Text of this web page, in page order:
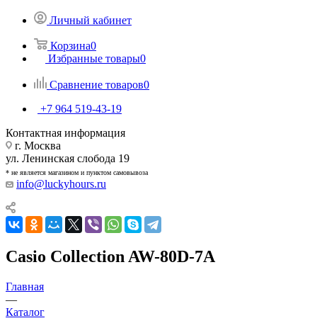
Личный кабинет
Корзина0
Избранные товары0
Сравнение товаров0
+7 964 519-43-19
Контактная информация
г. Москва
ул. Ленинская слобода 19
* не является магазином и пунктом самовывоза
info@luckyhours.ru
Casio Collection AW-80D-7A
Главная
—
Каталог